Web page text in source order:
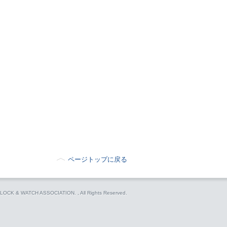
ページトップに戻る
& WATCH ASSOCIATION. , All Rights Reserved.